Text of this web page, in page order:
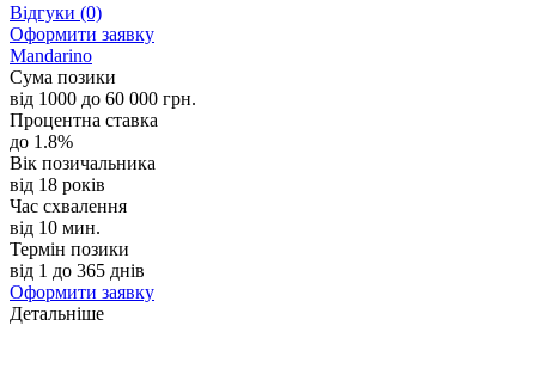
Відгуки (0)
Оформити заявку
Mandarino
Сума позики
від 1000 до 60 000 грн.
Процентна ставка
до 1.8%
Вік позичальника
від 18 років
Час схвалення
від 10 мин.
Термін позики
від 1 до 365 днів
Оформити заявку
Детальніше